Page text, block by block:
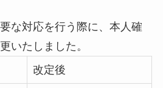
な対応を行う際に、本人確
いたしました。
改定後